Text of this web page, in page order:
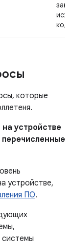
которые
устройстве
устройстве,
ПО.